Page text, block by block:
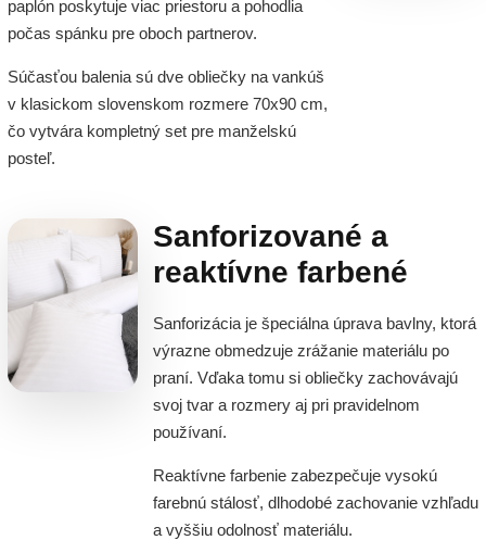
paplón poskytuje viac priestoru a pohodlia
počas spánku pre oboch partnerov.
Súčasťou balenia sú dve obliečky na vankúš
v klasickom slovenskom rozmere 70x90 cm,
čo vytvára kompletný set pre manželskú
posteľ.
Sanforizované a
reaktívne farbené
Sanforizácia je špeciálna úprava bavlny, ktorá
výrazne obmedzuje zrážanie materiálu po
praní. Vďaka tomu si obliečky zachovávajú
svoj tvar a rozmery aj pri pravidelnom
používaní.
Reaktívne farbenie zabezpečuje vysokú
farebnú stálosť, dlhodobé zachovanie vzhľadu
a vyššiu odolnosť materiálu.